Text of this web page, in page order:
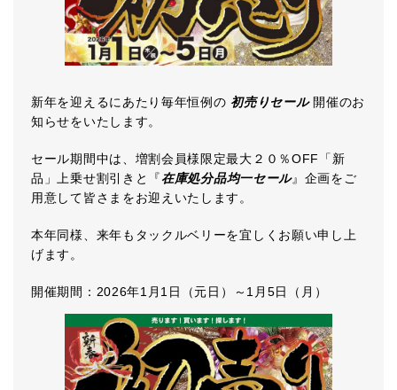
新年を迎えるにあたり毎年恒例の初売りセール開催のお
知らせをいたします。
セール期間中は、増割会員様限定最大２０％OFF「新
品」上乗せ割引きと『在庫処分品均一セール』企画をご
用意して皆さまをお迎えいたします。
本年同様、来年もタックルベリーを宜しくお願い申し上
げます。
開催期間：2026年1月1日（元日）～1月5日（月）